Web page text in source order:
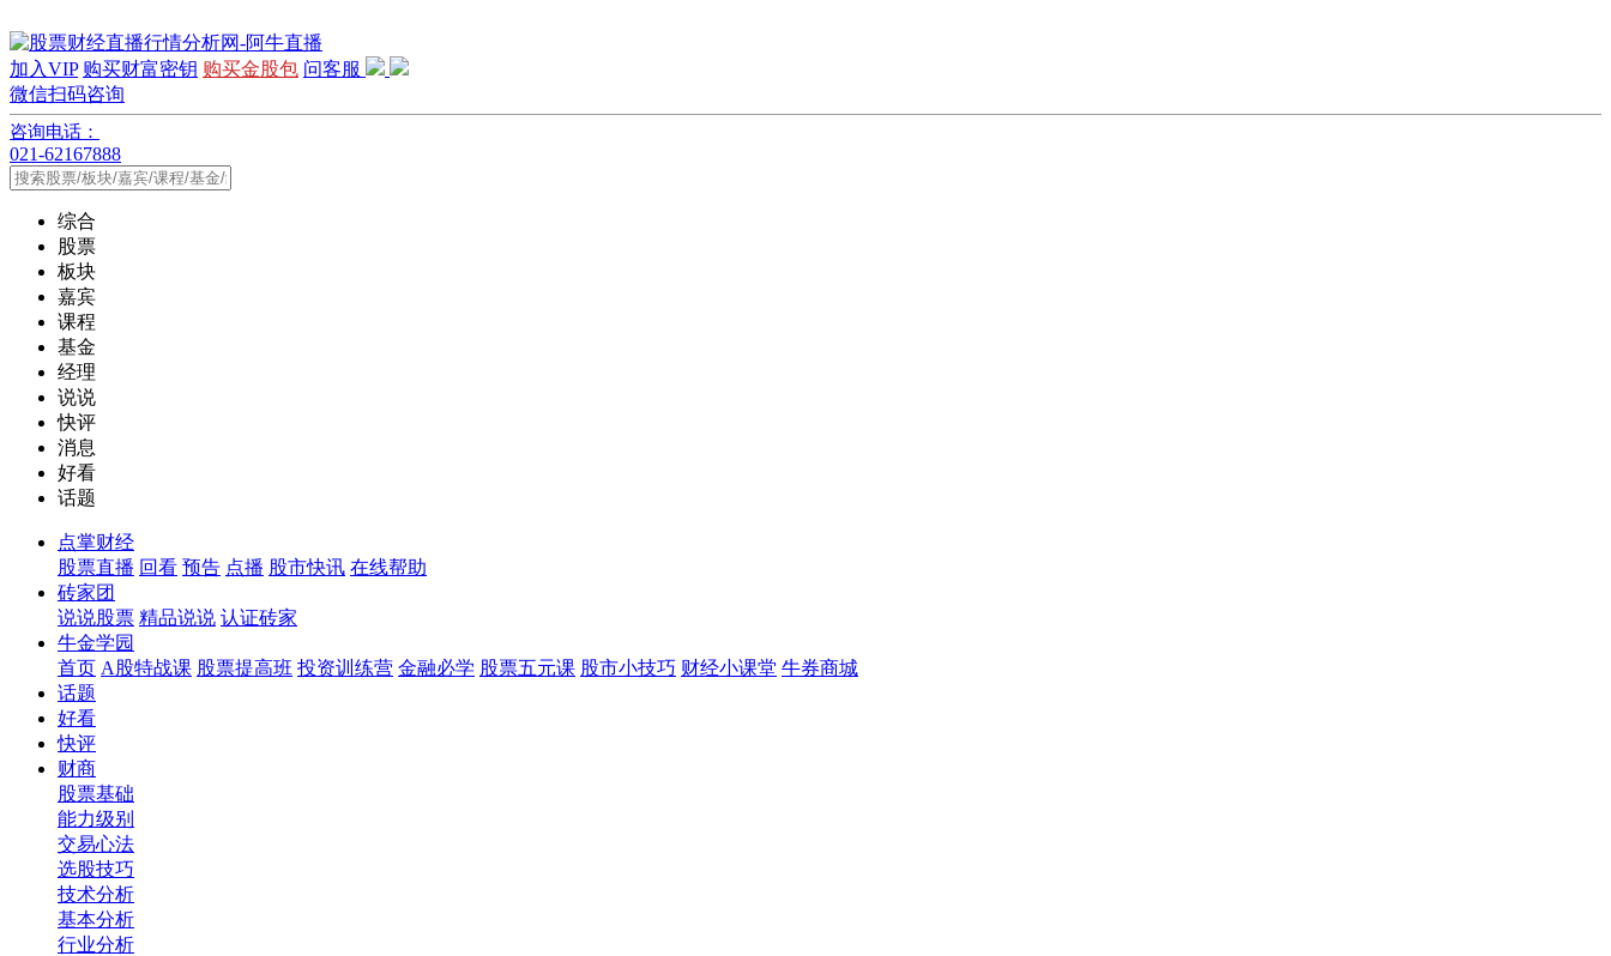
加入VIP 购买财富密钥 购买金股包 问客服
微信扫码咨询
咨询电话：
021-62167888
综合
股票
板块
嘉宾
课程
基金
经理
说说
快评
消息
好看
话题
点掌财经
股票直播 回看 预告 点播 股市快讯 在线帮助
砖家团
说说股票 精品说说 认证砖家
牛金学园
首页 A股特战课 股票提高班 投资训练营 金融必学 股票五元课 股市小技巧 财经小课堂 牛券商城
话题
好看
快评
财商
股票基础
能力级别
交易心法
选股技巧
技术分析
基本分析
行业分析